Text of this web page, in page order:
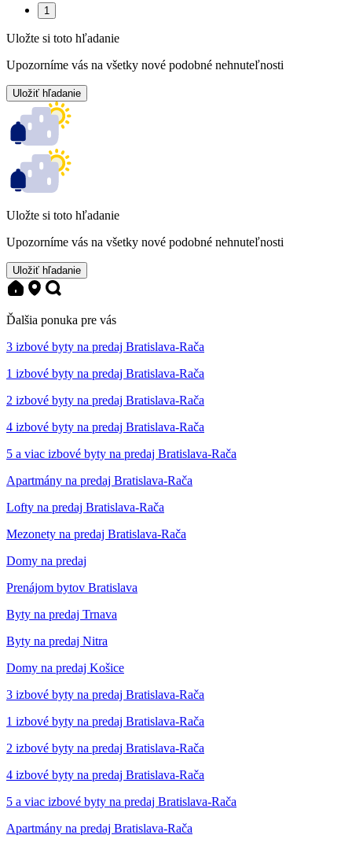
1
Uložte si toto hľadanie
Upozorníme vás na všetky nové podobné nehnuteľnosti
Uložiť hľadanie
Uložte si toto hľadanie
Upozorníme vás na všetky nové podobné nehnuteľnosti
Uložiť hľadanie
Ďalšia ponuka pre vás
3 izbové byty na predaj Bratislava-Rača
1 izbové byty na predaj Bratislava-Rača
2 izbové byty na predaj Bratislava-Rača
4 izbové byty na predaj Bratislava-Rača
5 a viac izbové byty na predaj Bratislava-Rača
Apartmány na predaj Bratislava-Rača
Lofty na predaj Bratislava-Rača
Mezonety na predaj Bratislava-Rača
Domy na predaj
Prenájom bytov Bratislava
Byty na predaj Trnava
Byty na predaj Nitra
Domy na predaj Košice
3 izbové byty na predaj Bratislava-Rača
1 izbové byty na predaj Bratislava-Rača
2 izbové byty na predaj Bratislava-Rača
4 izbové byty na predaj Bratislava-Rača
5 a viac izbové byty na predaj Bratislava-Rača
Apartmány na predaj Bratislava-Rača